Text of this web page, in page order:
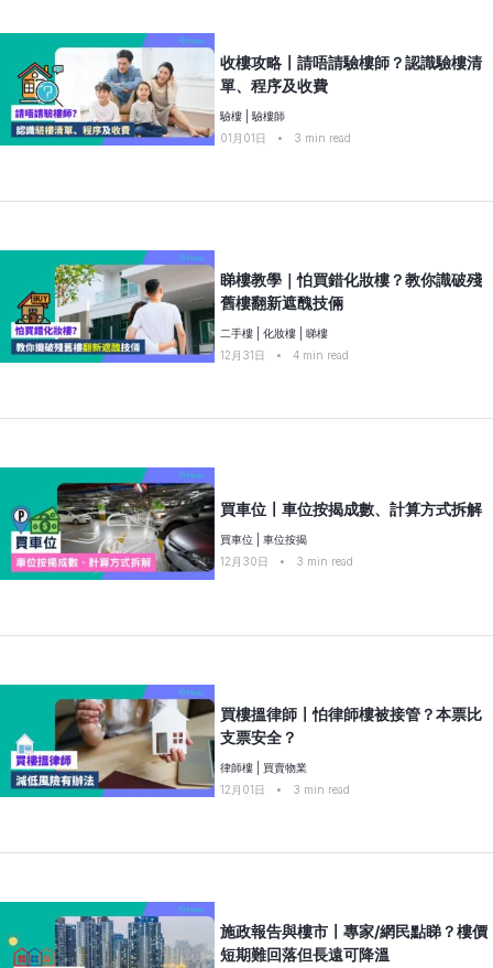
收樓攻略〡請唔請驗樓師？認識驗樓清
單、程序及收費
驗樓
驗樓師
01月01日
• 3 min read
睇樓教學｜怕買錯化妝樓？教你識破殘
舊樓翻新遮醜技倆
二手樓 化妝樓
睇樓
12月31日
• 4 min read
買車位〡車位按揭成數、計算方式拆解
買車位
車位按揭
12月30日
• 3 min read
買樓搵律師〡怕律師樓被接管？本票比
支票安全？
律師樓
買賣物業
12月01日
• 3 min read
施政報告與樓市〡專家/網民點睇？樓價
短期難回落但長遠可降溫